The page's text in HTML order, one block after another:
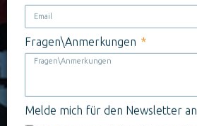
Fragen\Anmerkungen
Melde mich für den Newsletter an